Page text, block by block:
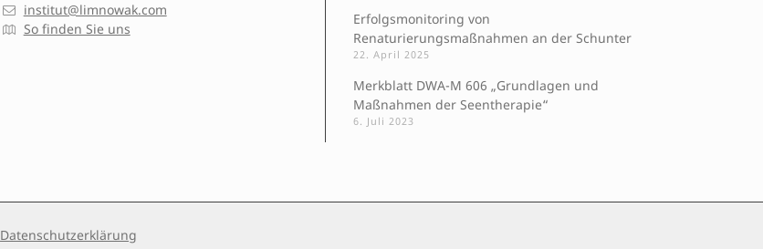
institut@limnowak.com
So finden Sie uns
Erfolgsmonitoring von
Renaturierungsmaßnahmen an der Schunter
22. April 2025
Merkblatt DWA-M 606 „Grundlagen und
Maßnahmen der Seentherapie“
6. Juli 2023
Datenschutzerklärung